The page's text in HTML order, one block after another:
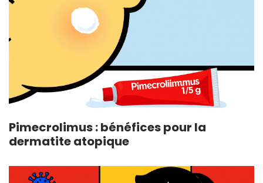
Pimecrolimus : bénéfices pour la
dermatite atopique